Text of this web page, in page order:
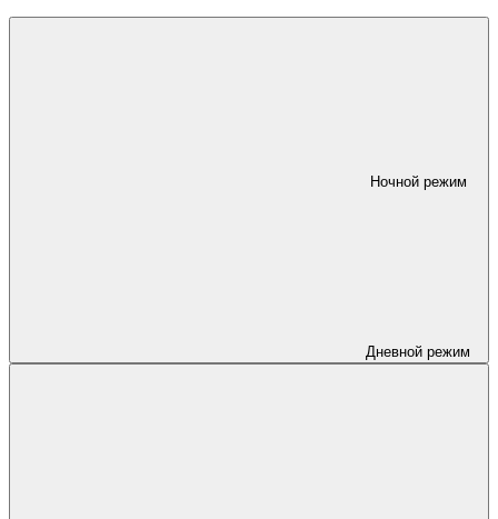
Ночной режим
Дневной режим